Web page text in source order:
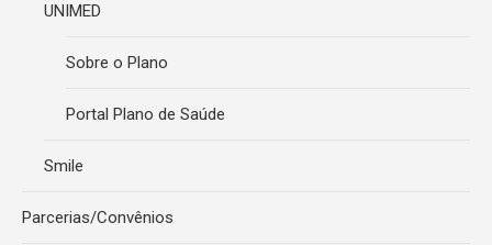
UNIMED
Sobre o Plano
Portal Plano de Saúde
Smile
Parcerias/Convênios